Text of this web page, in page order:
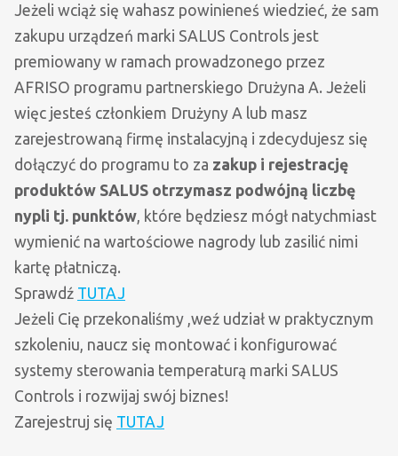
Jeżeli wciąż się wahasz powinieneś wiedzieć, że sam
zakupu urządzeń marki SALUS Controls jest
premiowany w ramach prowadzonego przez
AFRISO programu partnerskiego Drużyna A. Jeżeli
więc jesteś członkiem Drużyny A lub masz
zarejestrowaną firmę instalacyjną i zdecydujesz się
dołączyć do programu to za zakup i rejestrację
produktów SALUS otrzymasz podwójną liczbę
nypli tj. punktów, które będziesz mógł natychmiast
wymienić na wartościowe nagrody lub zasilić nimi
kartę płatniczą.
Sprawdź TUTAJ
Jeżeli Cię przekonaliśmy ,weź udział w praktycznym
szkoleniu, naucz się montować i konfigurować
systemy sterowania temperaturą marki SALUS
Controls i rozwijaj swój biznes!
Zarejestruj się TUTAJ